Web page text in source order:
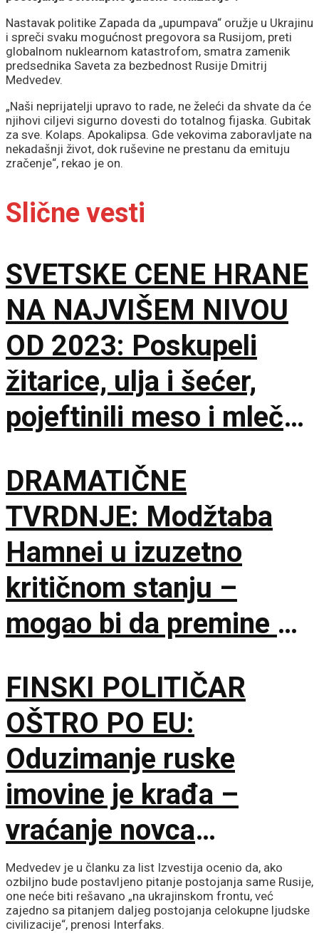
Nastavak politike Zapada da „upumpava“ oružje u Ukrajinu
i spreči svaku mogućnost pregovora sa Rusijom, preti
globalnom nuklearnom katastrofom, smatra zamenik
predsednika Saveta za bezbednost Rusije Dmitrij
Medvedev.
„Naši neprijatelji upravo to rade, ne želeći da shvate da će
njihovi ciljevi sigurno dovesti do totalnog fijaska. Gubitak
za sve. Kolaps. Apokalipsa. Gde vekovima zaboravljate na
nekadašnji život, dok ruševine ne prestanu da emituju
zračenje“, rekao je on.
Slične vesti
SVETSKE CENE HRANE
NA NAJVIŠEM NIVOU
OD 2023: Poskupeli
žitarice, ulja i šećer,
pojeftinili meso i mlečni
DRAMATIČNE
TVRDNJE: Modžtaba
Hamnei u izuzetno
kritičnom stanju –
mogao bi da premine u
FINSKI POLITIČAR
OŠTRO PO EU:
Oduzimanje ruske
imovine je krađa –
vraćanje novca
omogućilo bi mir u
Ukrajini
Medvedev je u članku za list Izvestija ocenio da, ako
ozbiljno bude postavljeno pitanje postojanja same Rusije,
one neće biti rešavano „na ukrajinskom frontu, već
zajedno sa pitanjem daljeg postojanja celokupne ljudske
civilizacije“, prenosi Interfaks.